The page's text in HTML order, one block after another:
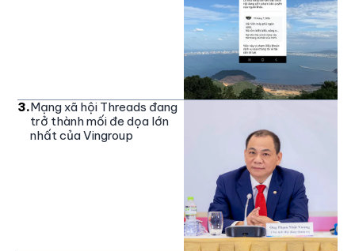
3.Mạng xã hội Threads đang
trở thành mối đe dọa lớn
nhất của Vingroup